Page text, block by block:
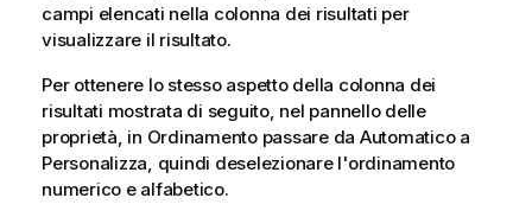
campi elencati nella colonna dei risultati per
visualizzare il risultato.
Per ottenere lo stesso aspetto della colonna dei
risultati mostrata di seguito, nel pannello delle
proprietà, in Ordinamento passare da Automatico a
Personalizza, quindi deselezionare l'ordinamento
numerico e alfabetico.